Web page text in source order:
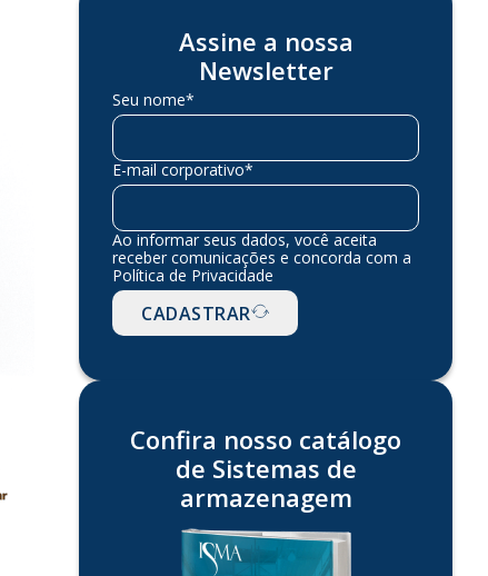
Assine a nossa
Newsletter
Seu nome*
E-mail corporativo*
Ao informar seus dados, você aceita
receber comunicações e concorda com a
Política de Privacidade
CADASTRAR
Confira nosso catálogo
de Sistemas de
armazenagem